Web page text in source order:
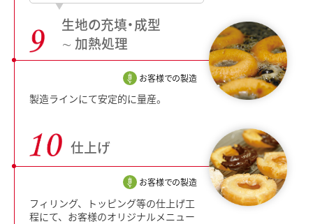
生地の充填・成型
∼ 加熱処理
お客様での製造
製造ラインにて安定的に量産。
仕上げ
お客様での製造
フィリング、トッピング等の仕上げ工
程にて、お客様のオリジナルメニュー